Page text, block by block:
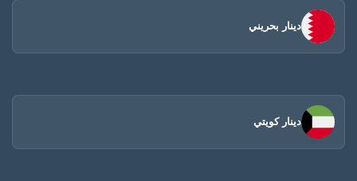
دينار بحريني
دينار كويتي